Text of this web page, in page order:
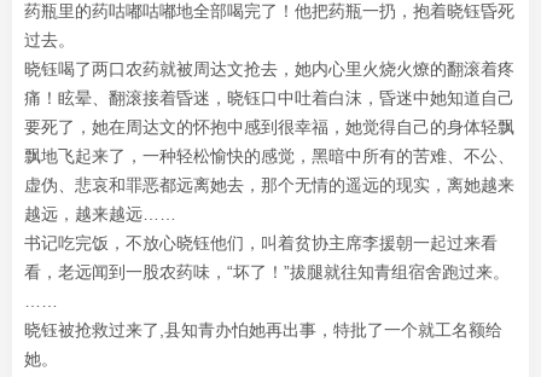
药瓶里的药咕嘟咕嘟地全部喝完了！他把药瓶一扔，抱着晓钰昏死
过去。
晓钰喝了两口农药就被周达文抢去，她内心里火烧火燎的翻滚着疼
痛！眩晕、翻滚接着昏迷，晓钰口中吐着白沫，昏迷中她知道自己
要死了，她在周达文的怀抱中感到很幸福，她觉得自己的身体轻飘
飘地飞起来了，一种轻松愉快的感觉，黑暗中所有的苦难、不公、
虚伪、悲哀和罪恶都远离她去，那个无情的遥远的现实，离她越来
越远，越来越远……
书记吃完饭，不放心晓钰他们，叫着贫协主席李援朝一起过来看
看，老远闻到一股农药味，“坏了！”拔腿就往知青组宿舍跑过来。
晓钰被抢救过来了,县知青办怕她再出事，特批了一个就工名额给
她。